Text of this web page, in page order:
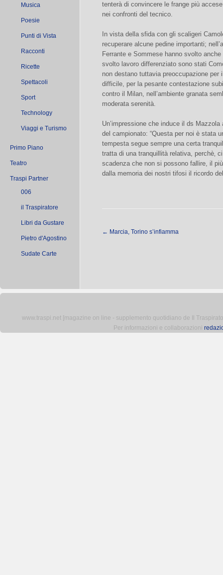
Musica
Poesie
Punti di Vista
Racconti
Ricette
Spettacoli
Sport
Technology
Viaggi e Turismo
Primo Piano
Teatro
Traspi Partner
006
il Traspiratore
Libri da Gustare
Pietro d'Agostino
Sudate Carte
tenterà di convincere le frange più
nei confronti del tecnico.
In vista della sfida con gli scaligeri
recuperare alcune pedine importanti;
Ferrante e Sommese hanno svolto
svolto lavoro differenziato sono stati
non destano tuttavia preoccupazione
difficile, per la pesante contestazione
contro il Milan, nell’ambiente granata
moderata serenità.
Un’impressione che induce il ds
del campionato: “Questa per noi è stata
tempesta segue sempre una certa
tratta di una tranquillità relativa, perchè‚
scadenza che non si possono fallire, il
dalla memoria dei nostri tifosi il ricordo
← Marcia, Torino s’infiamma
www.traspi.net [magazine on line - supplemento quotidiano de Il
Per informazioni e collaborazioni